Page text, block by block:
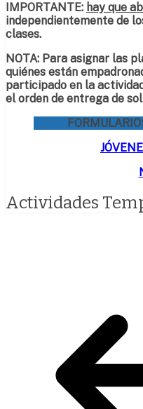
IMPORTANTE: hay que
independientemente de
clases.
NOTA: Para asignar las
quiénes están
participado en la
el orden de entrega de
Actividades